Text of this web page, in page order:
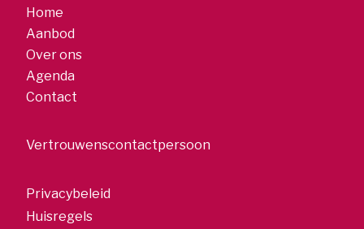
Home
Aanbod
Over ons
Agenda
Contact
Vertrouwenscontactpersoon
Privacybeleid
Huisregels